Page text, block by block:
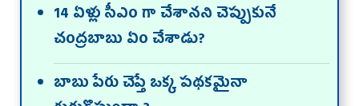
14 ఏళ్లు సీఎం గా చేశానని చెప్పుకునే
చంద్రబాబు ఏం చేశాడు?
బాబు పేరు చెప్తే ఒక్క పథకమైనా